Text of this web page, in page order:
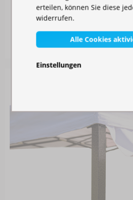
MOSKITONETZ FÜR
Auf Lager
30,00 €
erteilen, können Sie diese
widerrufen.
Alle Cookies
Einstellungen